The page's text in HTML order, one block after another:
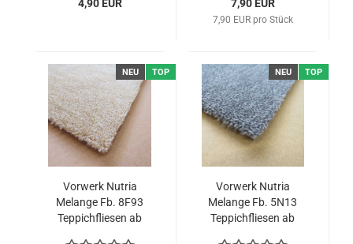
4,90 EUR 7,90 EUR
7,90 EUR pro Stück
NEU TOP
Vorwerk Nutria
Melange Fb. 8F93
Teppichfliesen ab
NEU TOP
Vorwerk Nutria
Melange Fb. 5N13
Teppichfliesen ab